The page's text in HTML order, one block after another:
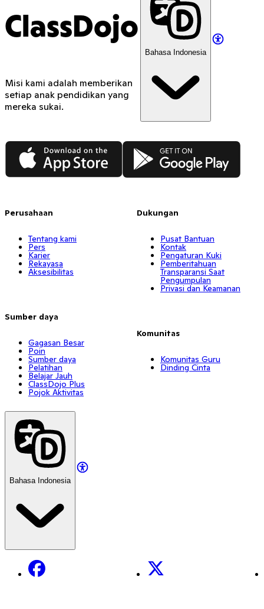
ClassDojo
Misi kami adalah memberikan
setiap anak pendidikan yang
mereka sukai.
Bahasa Indonesia
App Store Google Play
Perusahaan
Tentang kami
Pers
Karier
Rekayasa
Aksesibilitas
Sumber daya
Gagasan Besar
Poin
Sumber daya
Pelatihan
Belajar Jauh
ClassDojo Plus
Pojok Aktivitas
Dukungan
Pusat Bantuan
Kontak
Pengaturan Kuki
Pemberitahuan
Transparansi Saat
Pengumpulan
Privasi dan Keamanan
Komunitas
Komunitas Guru
Dinding Cinta
Bahasa Indonesia
Facebook X